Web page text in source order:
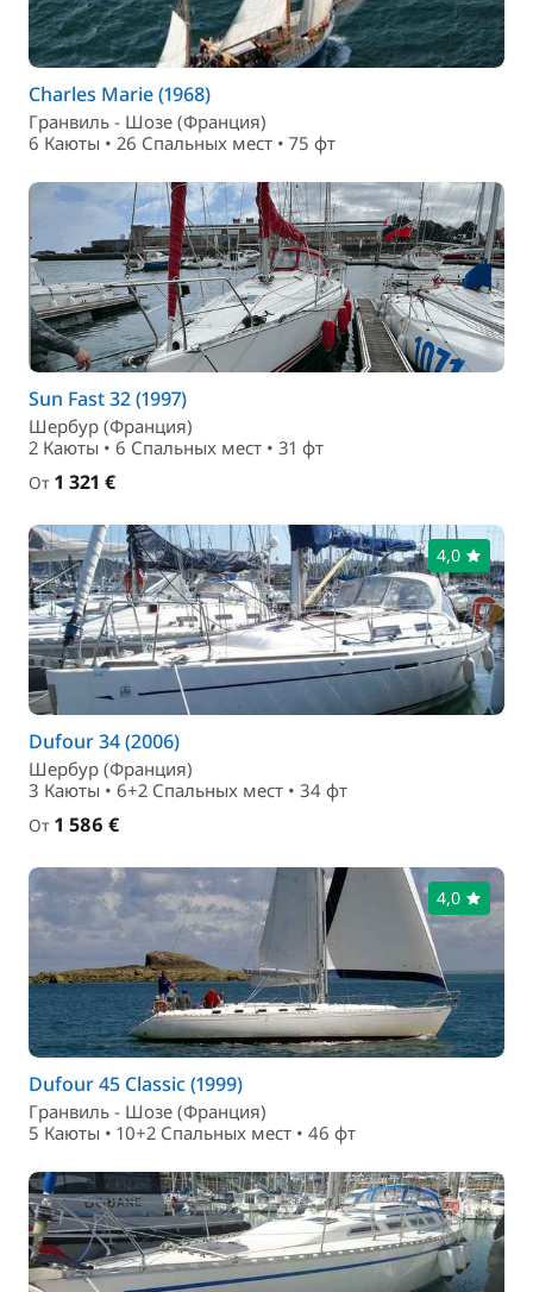
Charles Marie (1968)
Гранвиль - Шозе (Франция)
6 Каюты • 26 Спальныx мест • 75 фт
Sun Fast 32 (1997)
Шербур (Франция)
2 Каюты • 6 Спальныx мест • 31 фт
От 1 321 €
4,0
Dufour 34 (2006)
Шербур (Франция)
3 Каюты • 6+2 Спальныx мест • 34 фт
От 1 586 €
4,0
Dufour 45 Classic (1999)
Гранвиль - Шозе (Франция)
5 Каюты • 10+2 Спальныx мест • 46 фт